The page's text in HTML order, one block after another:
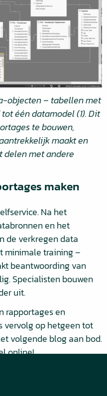
objecten – tabellen met
één datamodel (1). Dit
te bouwen,
maakt en
delen met andere
maken
Na het
en het
de verkregen data
minimale training –
beantwoording van
Specialisten bouwen
uit.
rapportages en
vervolg op hetgeen tot
volgende blog aan bod.
online!